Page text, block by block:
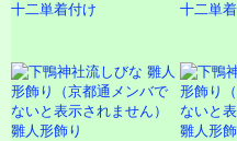
十二単着付け 十二単
雛人形飾り 雛人形飾